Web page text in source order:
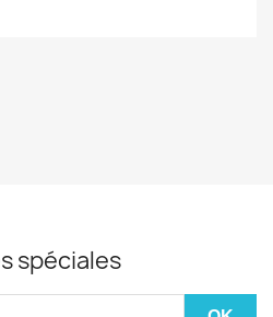
spéciales